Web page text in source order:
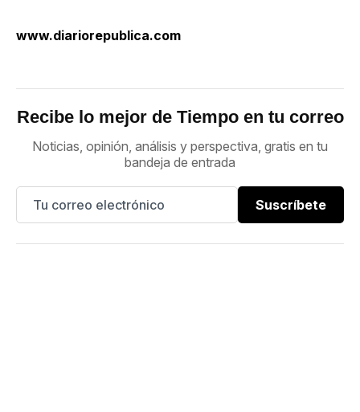
www.diariorepublica.com
Recibe lo mejor de Tiempo en tu correo
Noticias, opinión, análisis y perspectiva, gratis en tu
bandeja de entrada
Suscríbete